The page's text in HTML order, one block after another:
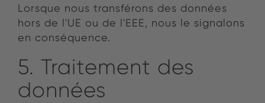
Lorsque nous transférons des données
hors de l'UE ou de l'EEE, nous le signalons
en conséquence.
5. Traitement des
données